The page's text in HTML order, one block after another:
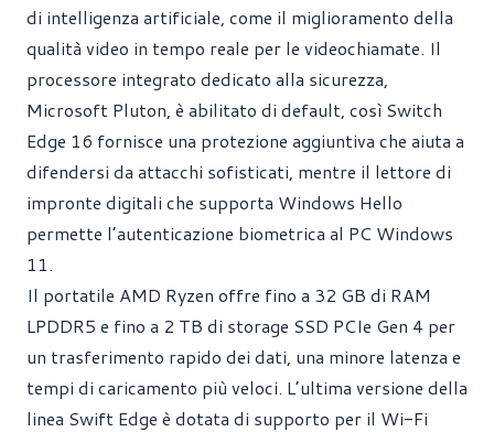
di intelligenza artificiale, come il miglioramento della
qualità video in tempo reale per le videochiamate. Il
processore integrato dedicato alla sicurezza,
Microsoft Pluton, è abilitato di default, così Switch
Edge 16 fornisce una protezione aggiuntiva che aiuta a
difendersi da attacchi sofisticati, mentre il lettore di
impronte digitali che supporta Windows Hello
permette l’autenticazione biometrica al PC Windows
11.
Il portatile AMD Ryzen offre fino a 32 GB di RAM
LPDDR5 e fino a 2 TB di storage SSD PCIe Gen 4 per
un trasferimento rapido dei dati, una minore latenza e
tempi di caricamento più veloci. L’ultima versione della
linea Swift Edge è dotata di supporto per il Wi-Fi